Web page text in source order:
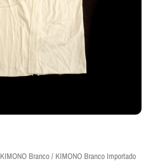
KIMONO Branco/ KIMONO Branco Importado